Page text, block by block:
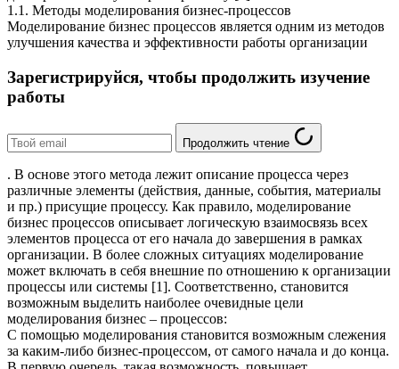
1.1. Методы моделирования бизнес-процессов
Моделирование бизнес процессов является одним из методов
улучшения качества и эффективности работы организации
Зарегистрируйся, чтобы продолжить изучение
работы
Продолжить чтение
. В основе этого метода лежит описание процесса через
различные элементы (действия, данные, события, материалы
и пр.) присущие процессу. Как правило, моделирование
бизнес процессов описывает логическую взаимосвязь всех
элементов процесса от его начала до завершения в рамках
организации. В более сложных ситуациях моделирование
может включать в себя внешние по отношению к организации
процессы или системы [1]. Соответственно, становится
возможным выделить наиболее очевидные цели
моделирования бизнес – процессов:
С помощью моделирования становится возможным слежения
за каким-либо бизнес-процессом, от самого начала и до конца.